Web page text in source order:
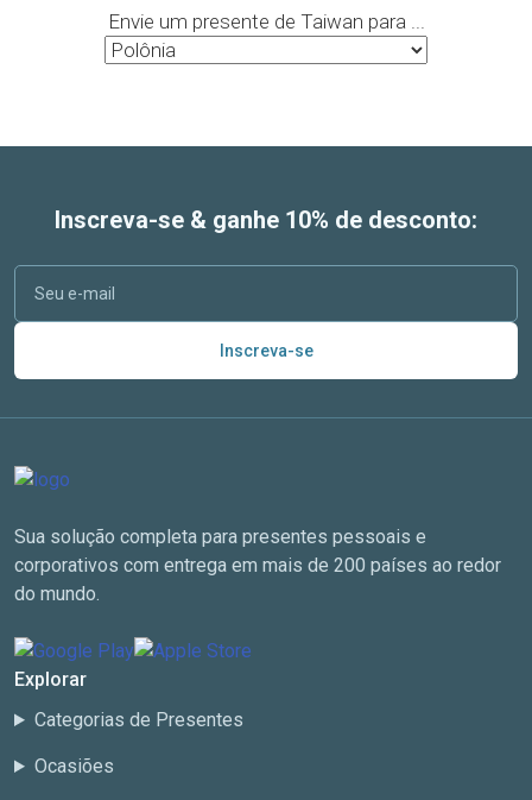
Envie um presente de Taiwan para ...
Inscreva-se & ganhe 10% de desconto:
Inscreva-se
Sua solução completa para presentes pessoais e
corporativos com entrega em mais de 200 países ao redor
do mundo.
Explorar
Categorias de Presentes
Ocasiões